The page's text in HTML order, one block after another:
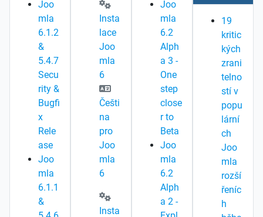
Joo
mla
6.1.2
&
5.4.7
Secu
rity &
Bugfi
x
Rele
ase
Joo
mla
6.1.1
&
Insta
lace
Joo
mla
6
Češti
na
pro
Joo
mla
6
Insta
Joo
mla
6.2
Alph
a 3 -
One
step
close
r to
Beta
Joo
mla
6.2
Alph
a 2 -
19
kritic
kých
zrani
telno
stí v
popu
lární
ch
Joo
mla
rozší
řeníc
h